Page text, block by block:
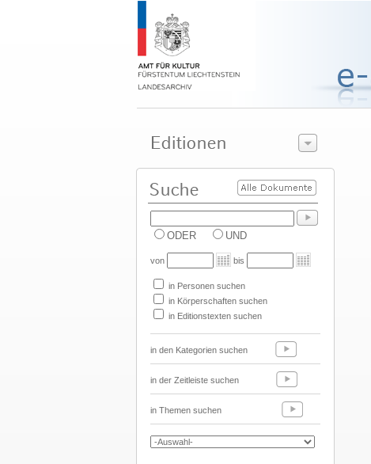
ODER UND
von bis
in Personen suchen
in Körperschaften suchen
in Editionstexten suchen
in den Kategorien suchen
in der Zeitleiste suchen
in Themen suchen